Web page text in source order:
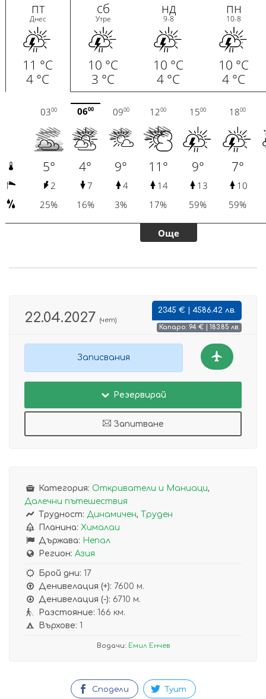
22.04.2027 (чет)
2345 € | 4586.42 лв.
Капаро: 94 € | 183.85 лв.
Записвания
Резервирай
Запитване
Категория: Откриватели и Маниаци,
Далечни пътешествия
Трудност: Динамичен, Труден
Планина: Хималаи
Държава: Непал
Регион: Азия
Брой дни: 17
Денивелация (+): 7600 м.
Денивелация (-): 6710 м.
Разстояние: 166 км.
Върхове: 1
Водачи: Емил Енчев
Сподели Туит